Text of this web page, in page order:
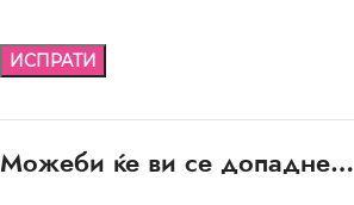
Можеби ќе ви се допадне…